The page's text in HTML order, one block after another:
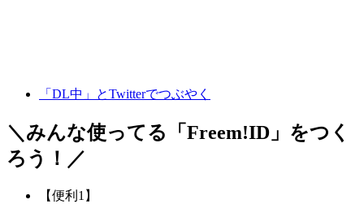
「DL中」とTwitterでつぶやく
＼みんな使ってる「 Freem!ID 」をつく
ろう！／
【便利1】